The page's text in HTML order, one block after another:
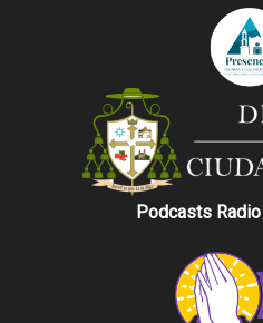
Podcasts Radio